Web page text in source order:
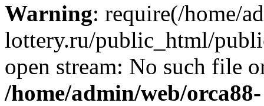
Warning: require(/home/
lottery.ru/public_html/
open stream: No such file
/home/admin/web/orca88-